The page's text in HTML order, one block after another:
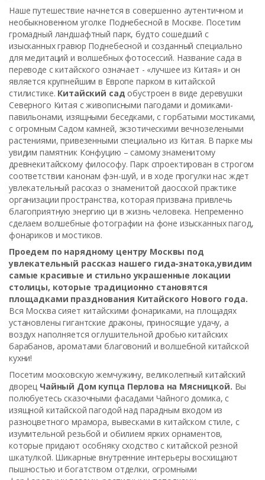
Наше путешествие начнется в совершенно аутентичном и
необыкновенном уголке Поднебесной в Москве. Посетим
громадный ландшафтный парк, будто сошедший с
изысканных гравюр Поднебесной и созданный специально
для медитаций и волшебных фотосессий. Название сада в
переводе с китайского означает - «лучшее из Китая» и он
является крупнейшим в Европе парком в китайской
стилистике. Китайский сад обустроен в виде деревушки
Северного Китая с живописными пагодами и домиками-
павильонами, изящными беседками, с горбатыми мостиками,
с огромным Садом камней, экзотическими вечнозелеными
растениями, привезенными специально из Китая. В парке мы
увидим памятник Конфуцию – самому знаменитому
древнекитайскому философу. Парк спроектирован в строгом
соответствии канонам фэн-шуй, и в ходе прогулки нас ждет
увлекательный рассказ о знаменитой даосской практике
организации пространства, которая призвана привлечь
благоприятную энергию ци в жизнь человека. Непременно
сделаем волшебные фотографии на фоне изысканных пагод,
фонариков и мостиков.
Проедем по нарядному центру Москвы под
увлекательный рассказ нашего гида-знатока,увидим
самые красивые и стильно украшенные локации
столицы, которые традиционно становятся
площадками празднования Китайского Нового года.
Вся Москва сияет китайскими фонариками, на площадях
установлены гигантские драконы, приносящие удачу, а
воздух наполняется оглушительной дробью китайских
барабанов, ароматами благовоний и волшебной китайской
кухни!
Посетим московскую жемчужину, великолепный китайский
дворец Чайный Дом купца Перлова на Мясницкой. Вы
полюбуетесь сказочными фасадами Чайного домика, с
изящной китайской пагодой над парадным входом из
разноцветного мрамора, вывесками в китайском стиле, с
изумительной резьбой и обилием ярких орнаментов,
которые придают особняку сходство с китайской резной
шкатулкой. Шикарные внутренние интерьеры восхищают
пышностью и богатством отделки, огромными